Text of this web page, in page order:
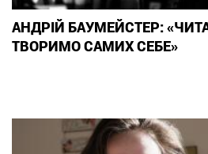
АНДРІЙ БАУМЕЙСТЕР:
ТВОРИМО САМИХ СЕБЕ»